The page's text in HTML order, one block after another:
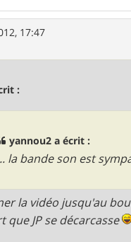
17:47
:
yannou2 a écrit :
la bande son est
la vidéo jusqu'au
que JP se décarcasse